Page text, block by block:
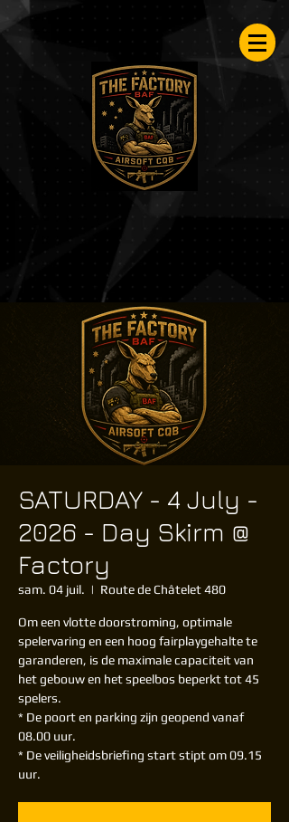
SATURDAY - 4 July -
2026 - Day Skirm @
Factory
sam. 04 juil.
  |
Route de Châtelet 480
Om een vlotte doorstroming, optimale
spelervaring en een hoog fairplaygehalte te
garanderen, is de maximale capaciteit van
het gebouw en het speelbos beperkt tot 45
spelers.
* De poort en parking zijn geopend vanaf
08.00 uur.
* De veiligheidsbriefing start stipt om 09.15
uur.